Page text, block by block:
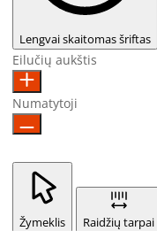
Lengvai skaitomas šriftas
Eilučių aukštis
Numatytoji
Žymeklis Raidžių tarpai